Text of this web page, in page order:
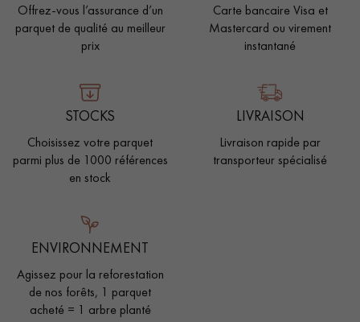
Offrez-vous l’assurance d’un
parquet de qualité au meilleur
prix
Carte bancaire Visa et
Mastercard ou virement
instantané
STOCKS
Choisissez votre parquet
parmi plus de 1000 références
en stock
LIVRAISON
Livraison rapide par
transporteur spécialisé
ENVIRONNEMENT
Agissez pour la reforestation
de nos forêts, 1 parquet
acheté = 1 arbre planté